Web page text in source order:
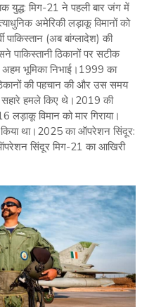
युद्ध: मिग-21 ने पहली बार जंग में
अमेरिकी लड़ाकू विमानों को
पाकिस्तान (अब बांग्लादेश) की
ठिकानों पर सटीक
भूमिका निभाई।1999 का
की पहचान की और उस समय
सहारे हमले किए थे।2019 की
विमान को मार गिराया।
था।2025 का ऑपरेशन सिंदूर:
सिंदूर मिग-21 का आखिरी